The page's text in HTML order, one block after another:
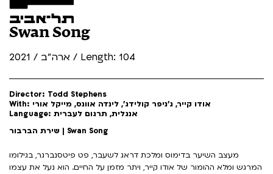
Swan Song
ארה"ב / 2021 / Length: 104
Director: Todd Stephens
With: אודו קייר, ג’ניפר קולידג’, לינדה אוונס, מייקל אורי
Language: אנגלית, תרגום לעברית
שירת הברבור | Swan Song
מעצב השיער בדימוס ומלכת דראג לשעבר, פט פיטסנברגר, בגילומו
המרגש ומלא ההומור של אודו קייר, ויתר מזמן על החיים. הוא נעל את עצמו